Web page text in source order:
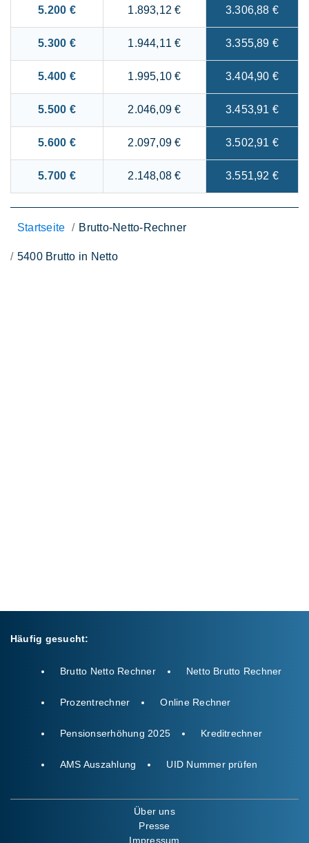
5.200 € 1.893,12 € 3.306,88 €
5.300 € 1.944,11 € 3.355,89 €
5.400 € 1.995,10 € 3.404,90 €
5.500 € 2.046,09 € 3.453,91 €
5.600 € 2.097,09 € 3.502,91 €
5.700 € 2.148,08 € 3.551,92 €
Startseite Brutto-Netto-Rechner
5400 Brutto in Netto
Häufig gesucht:
Brutto Netto Rechner Netto Brutto Rechner
Prozentrechner Online Rechner
Pensionserhöhung 2025 Kreditrechner
AMS Auszahlung UID Nummer prüfen
Über uns
Presse
Impressum